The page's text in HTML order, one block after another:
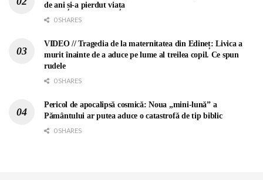
de ani și-a pierdut viața
0 SHARES
VIDEO // Tragedia de la maternitatea din Edineț: Livica a
murit înainte de a aduce pe lume al treilea copil. Ce spun
rudele
0 SHARES
Pericol de apocalipsă cosmică: Noua „mini-lună” a
Pământului ar putea aduce o catastrofă de tip biblic
0 SHARES